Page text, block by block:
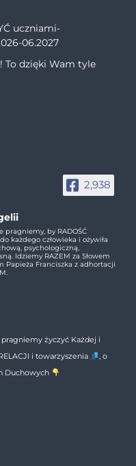
uczniami-
06.2027
To dzięki Wam tyle
2,938
pragniemy, by RADOŚĆ
każdego człowieka i ożywiła
psychologiczną,
Idziemy RAZEM za Słowem
Papieża Franciszka z adhortacji
życzyć Każdej i
i towarzyszenia
, o
Duchowych